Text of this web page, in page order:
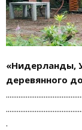
«Нидерланды,
деревянного
.